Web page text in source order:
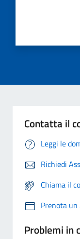
Contatta il
Leggi le
Richiedi
Chiama il
Prenota
Problemi in